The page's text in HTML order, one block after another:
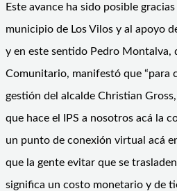
Este avance ha sido posible
municipio de Los Vilos y al apoyo
y en este sentido Pedro Montalva,
Comunitario, manifestó que “para
gestión del alcalde Christian
que hace el IPS a nosotros acá la
un punto de conexión virtual acá
que la gente evitar que se
significa un costo monetario y de